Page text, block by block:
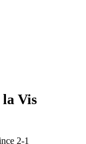
Vis